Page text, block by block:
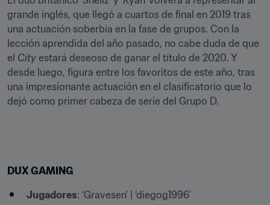
grande inglés, que llegó a cuartos de final en 2019 tras
una actuación soberbia en la fase de grupos. Con la
lección aprendida del año pasado, no cabe duda de que
el City estará deseoso de ganar el título de 2020. Y
desde luego, figura entre los favoritos de este año, tras
una impresionante actuación en el clasificatorio que lo
dejó como primer cabeza de serie del Grupo D.
DUX GAMING
Jugadores: ‘Gravesen’ | ‘diegog1996’